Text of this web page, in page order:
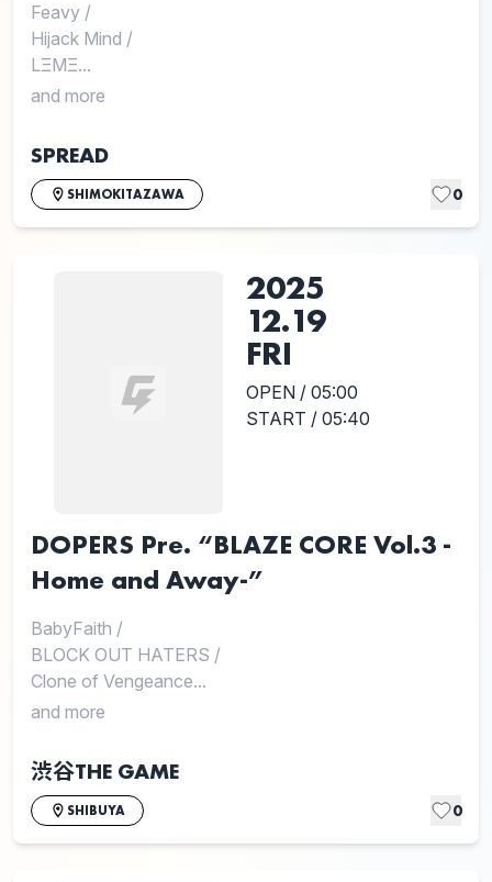
Feavy /
Hijack Mind /
LΞMΞ...
and more
SPREAD
SHIMOKITAZAWA 0
2025
12.19
FRI
OPEN / 05:00
START / 05:40
DOPERS Pre. “BLAZE CORE Vol.3 -
Home and Away-”
BabyFaith /
BLOCK OUT HATERS /
Clone of Vengeance...
and more
渋谷THE GAME
SHIBUYA 0